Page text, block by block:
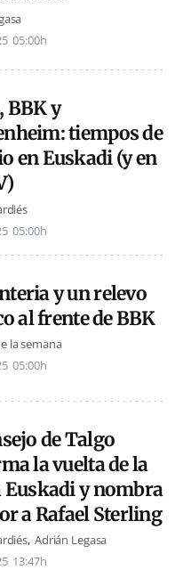
05:00h
BBK y
tiempos de
en Euskadi (y en
05:00h
y un relevo
al frente de BBK
la semana
05:00h
de Talgo
la vuelta de la
Euskadi y nombra
a Rafael Sterling
Adrián Legasa
13:47h